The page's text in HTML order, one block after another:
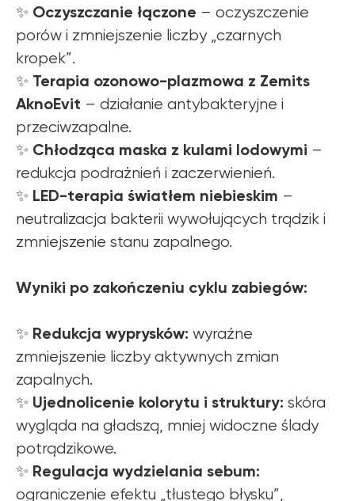
✨ Oczyszczanie łączone – oczyszczenie
porów i zmniejszenie liczby „czarnych
kropek”.
✨ Terapia ozonowo-plazmowa z Zemits
AknoEvit – działanie antybakteryjne i
przeciwzapalne.
✨ Chłodząca maska z kulami lodowymi –
redukcja podrażnień i zaczerwienień.
✨ LED-terapia światłem niebieskim –
neutralizacja bakterii wywołujących trądzik i
zmniejszenie stanu zapalnego.
Wyniki po zakończeniu cyklu zabiegów:
✨ Redukcja wyprysków: wyraźne
zmniejszenie liczby aktywnych zmian
zapalnych.
✨ Ujednolicenie kolorytu i struktury: skóra
wygląda na gładszą, mniej widoczne ślady
potrądzikowe.
✨ Regulacja wydzielania sebum:
ograniczenie efektu „tłustego błysku”,